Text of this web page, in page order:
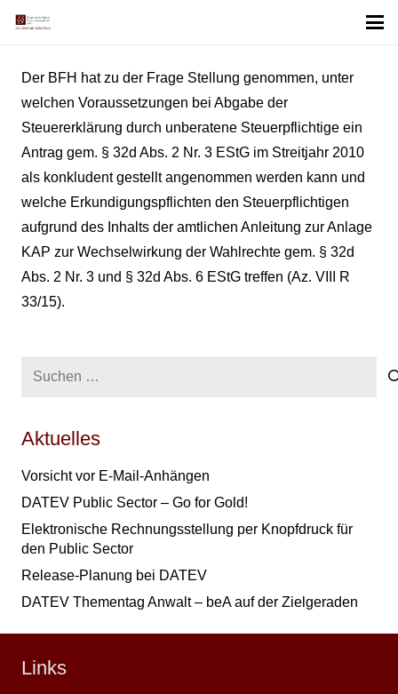
Der BFH hat zu der Frage Stellung genommen, unter
welchen Voraussetzungen bei Abgabe der
Steuererklärung durch unberatene Steuerpflichtige ein
Antrag gem. § 32d Abs. 2 Nr. 3 EStG im Streitjahr 2010
als konkludent gestellt angenommen werden kann und
welche Erkundigungspflichten den Steuerpflichtigen
aufgrund des Inhalts der amtlichen Anleitung zur Anlage
KAP zur Wechselwirkung der Wahlrechte gem. § 32d
Abs. 2 Nr. 3 und § 32d Abs. 6 EStG treffen (Az. VIII R
33/15).
Suchen
Aktuelles
Vorsicht vor E-Mail-Anhängen
DATEV Public Sector – Go for Gold!
Elektronische Rechnungsstellung per Knopfdruck für
den Public Sector
Release-Planung bei DATEV
DATEV Thementag Anwalt – beA auf der Zielgeraden
Links